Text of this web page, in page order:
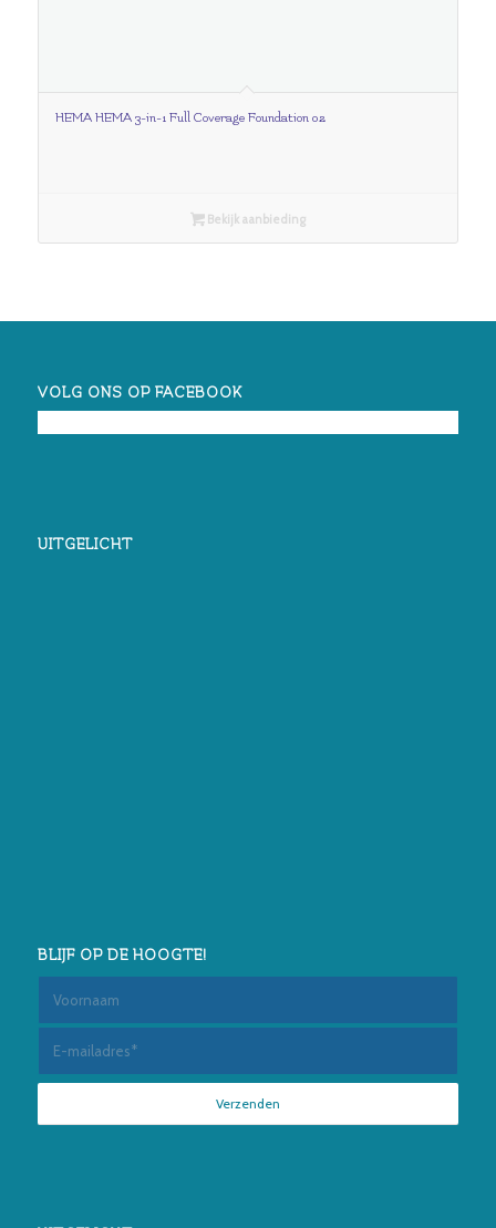
HEMA HEMA 3-in-1 Full Coverage Foundation 02
Bekijk aanbieding
VOLG ONS OP FACEBOOK
UITGELICHT
BLIJF OP DE HOOGTE!